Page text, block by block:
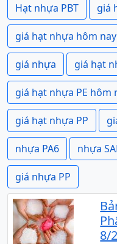
Hạt nhựa PBT giá
giá hạt nhựa hôm nay
giá nhựa giá hạt
giá hạt nhựa PE hôm
giá hạt nhựa PP
nhựa PA6 nhựa
giá nhựa PP
8/